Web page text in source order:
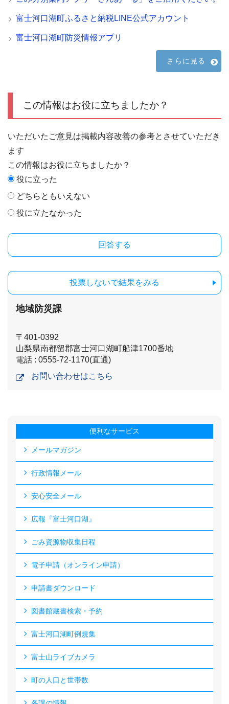
富士河口湖町ふるさと納税LINE公式アカウント
富士河口湖町防災情報アプリ
さらに見る
この情報はお役に立ちましたか？
いただいたご意見は掲載内容改善の参考とさせていただき
ます
この情報はお役に立ちましたか？
役に立った
どちらともいえない
役に立たなかった
投票しないで結果をみる
地域防災課
〒401-0392
山梨県南都留郡富士河口湖町船津1700番地
電話 : 0555-72-1170(直通)
お問い合わせはこちら
便利なサービス
メールマガジン
行政情報メール
安心安全メール
広報『富士河口湖』
ごみ資源物収集日程
電子申請（オンライン申請）
申請書ダウンロード
図書館蔵書検索・予約
富士河口湖町例規集
富士山ライブカメラ
町の人口と世帯数